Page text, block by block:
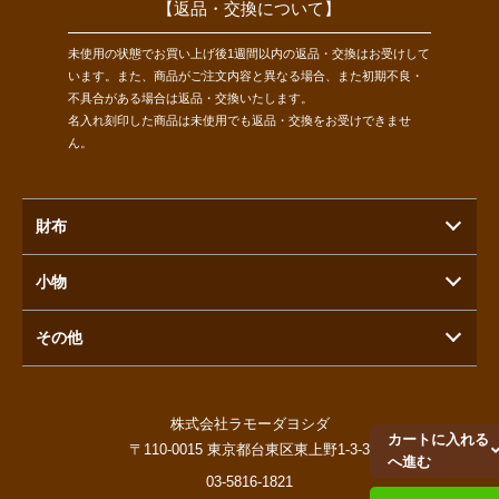
カートに入れる
へ進む
【返品・交換について】
未使用の状態でお買い上げ後1週間以内の返品・交換はお受けして
います。また、商品がご注文内容と異なる場合、また初期不良・
不具合がある場合は返品・交換いたします。
名入れ刻印した商品は未使用でも返品・交換をお受けできませ
ん。
財布
小物
その他
株式会社ラモーダヨシダ
〒110-0015 東京都台東区東上野1-3-3
03-5816-1821